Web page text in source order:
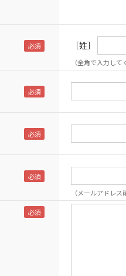
［姓］
（全角で入力して
（メールアドレ